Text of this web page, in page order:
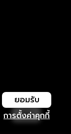
การตั้งค่าคุกกี้
ยอมรับ
เปิด